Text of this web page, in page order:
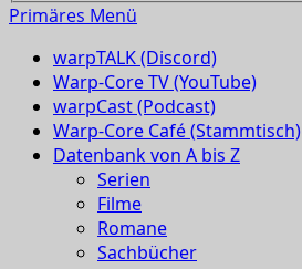
Primäres Menü
warpTALK (Discord)
Warp-Core TV (YouTube)
warpCast (Podcast)
Warp-Core Café (Stammtisch)
Datenbank von A bis Z
Serien
Filme
Romane
Sachbücher